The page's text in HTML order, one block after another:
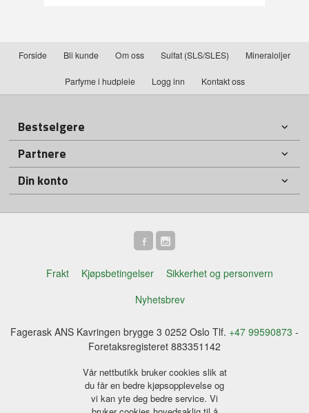
Forside Bli kunde Om oss Sulfat (SLS/SLES) Mineraloljer
Parfyme i hudpleie Logg inn Kontakt oss
Bestselgere
Partnere
Din konto
Frakt Kjøpsbetingelser
Sikkerhet og personvern
Nyhetsbrev
Fagerask ANS Kavringen brygge 3 0252 Oslo Tlf. +47 99590873 -
Foretaksregisteret 883351142
Vår nettbutikk bruker cookies slik at
du får en bedre kjøpsopplevelse og
vi kan yte deg bedre service. Vi